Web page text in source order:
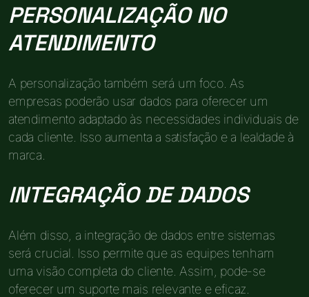
PERSONALIZAÇÃO NO
ATENDIMENTO
A personalização também será um foco. As
empresas poderão usar dados para oferecer um
atendimento adaptado às necessidades individuais de
cada cliente. Isso aumenta a satisfação e a lealdade à
marca.
INTEGRAÇÃO DE DADOS
Além disso, a integração de dados entre sistemas
será crucial. Isso permite que as equipes tenham
uma visão completa do cliente. Assim, pode-se
oferecer um suporte mais relevante e eficaz.